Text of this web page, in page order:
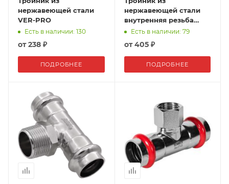
нержавеющей стали
VER-PRO
Есть в наличии: 130
от238 ₽
ПОДРОБНЕЕ
нержавеющей стали
внутренняя резьба
VER-PRO
Есть в наличии: 79
от405 ₽
ПОДРОБНЕЕ